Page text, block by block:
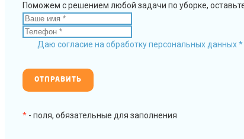
Поможем с решением любой задачи по уборке,
Даю согласие на обработку персональных данных *
* - поля, обязательные для заполнения